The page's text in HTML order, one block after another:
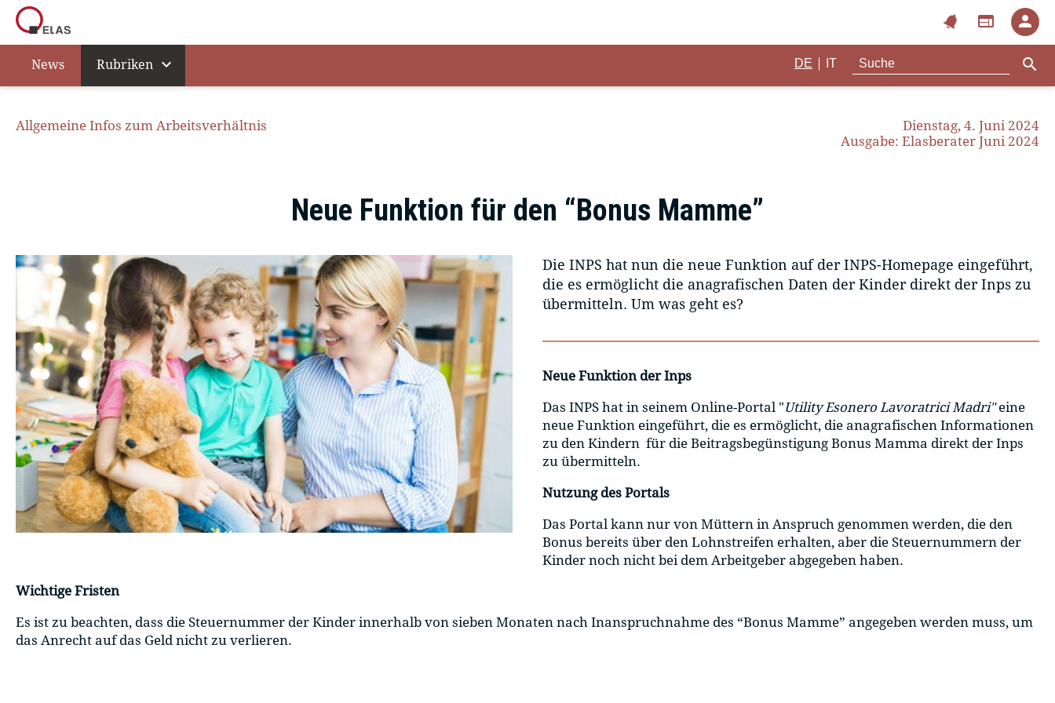
notifications web person
News Rubriken expand_more DE IT search
Allgemeine Infos zum Arbeitsverhältnis
Dienstag, 4. Juni 2024
Ausgabe: Elasberater Juni 2024
Neue Funktion für den “Bonus Mamme”
Die INPS hat nun die neue Funktion auf der INPS-Homepage eingeführt,
die es ermöglicht die anagrafischen Daten der Kinder direkt der Inps zu
übermitteln. Um was geht es?
Neue Funktion der Inps
Das INPS hat in seinem Online-Portal "Utility Esonero Lavoratrici Madri"eine
neue Funktion eingeführt, die es ermöglicht, die anagrafischen Informationen
zu den Kindern für die Beitragsbegünstigung Bonus Mamma direkt der Inps
zu übermitteln.
Nutzung des Portals
Das Portal kann nur von Müttern in Anspruch genommen werden, die den
Bonus bereits über den Lohnstreifen erhalten, aber die Steuernummern der
Kinder noch nicht bei dem Arbeitgeber abgegeben haben.
Wichtige Fristen
Es ist zu beachten, dass die Steuernummer der Kinder innerhalb von sieben Monaten nach Inanspruchnahme des “Bonus Mamme” angegeben werden muss, um
das Anrecht auf das Geld nicht zu verlieren.